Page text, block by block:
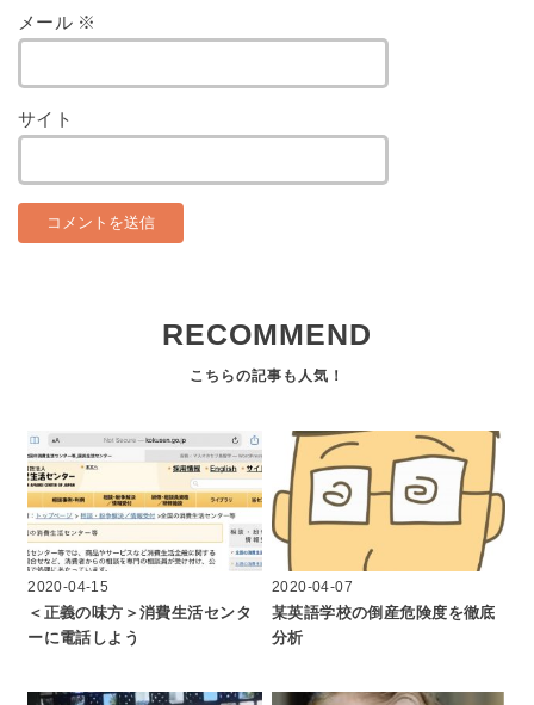
メール ※
サイト
RECOMMEND
2020-04-15
＜正義の味方＞消費生活センタ
ーに電話しよう
2020-04-07
某英語学校の倒産危険度を徹底
分析